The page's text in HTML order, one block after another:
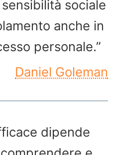
sociale
anche in
personale.”
Daniel Goleman
dipende